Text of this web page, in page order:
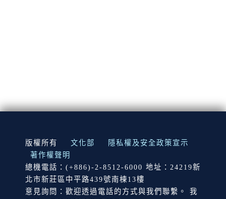
:::
版權所有 文化部
隱私權及安全政策宣示
著作權聲明
總機電話：(+886)-2-8512-6000 地址：24219新
北市新莊區中平路439號南棟13樓
意見詢問：歡迎透過電話的方式與我們聯繫。 我